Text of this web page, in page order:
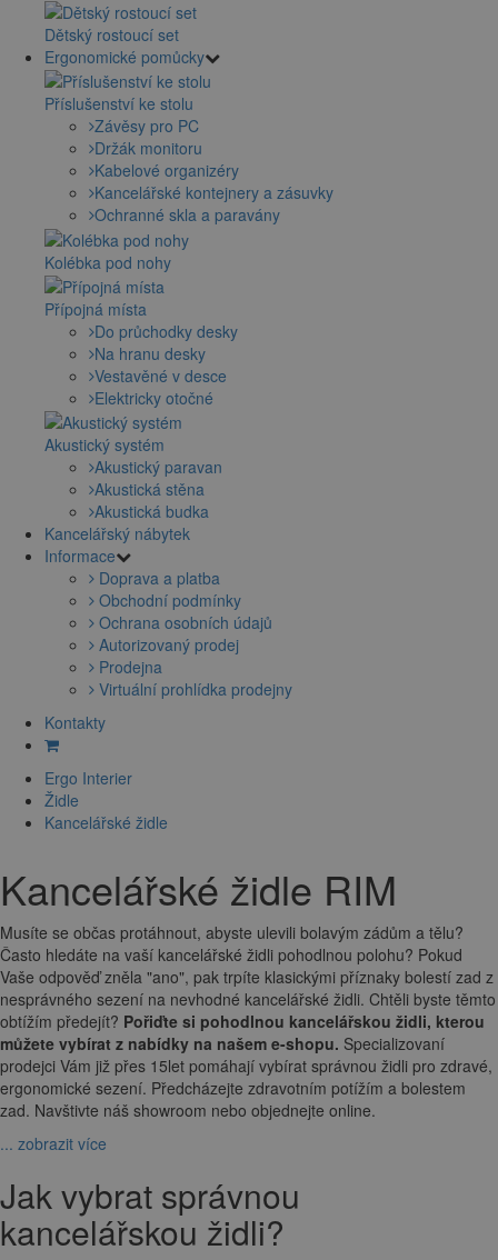
Dětský rostoucí set
Ergonomické pomůcky
Příslušenství ke stolu
Závěsy pro PC
Držák monitoru
Kabelové organizéry
Kancelářské kontejnery a zásuvky
Ochranné skla a paravány
Kolébka pod nohy
Přípojná místa
Do průchodky desky
Na hranu desky
Vestavěné v desce
Elektricky otočné
Akustický systém
Akustický paravan
Akustická stěna
Akustická budka
Kancelářský nábytek
Informace
Doprava a platba
Obchodní podmínky
Ochrana osobních údajů
Autorizovaný prodej
Prodejna
Virtuální prohlídka prodejny
Kontakty
Ergo Interier
Židle
Kancelářské židle
Kancelářské židle RIM
Musíte se občas protáhnout, abyste ulevili bolavým zádům a tělu?
Často hledáte na vaší kancelářské židli pohodlnou polohu? Pokud
Vaše odpověď zněla "ano", pak trpíte klasickými příznaky bolestí zad z
nesprávného sezení na nevhodné kancelářské židli. Chtěli byste těmto
obtížím předejít? Pořiďte si pohodlnou kancelářskou židli, kterou
můžete vybírat z nabídky na našem e-shopu. Specializovaní
prodejci Vám již přes 15let pomáhají vybírat správnou židli pro zdravé,
ergonomické sezení. Předcházejte zdravotním potížím a bolestem
zad. Navštivte náš showroom nebo objednejte online.
... zobrazit více
Jak vybrat správnou
kancelářskou židli?